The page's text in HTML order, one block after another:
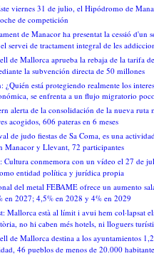
viernes 31 de julio, el Hipódromo de
de competición
de Manacor ha presentat la cessió d'un
servei de tractament integral de les
de Mallorca aprueba la rebaja de la tarifa
la subvención directa de 50 millones
¿Quién está protegiendo realmente los
se enfrenta a un flujo migratorio
alerta de la consolidación de la nueva ruta
acogidos, 606 pateras en 6 meses
de judo fiestas de Sa Coma, es una
Manacor y Llevant, 72 participantes
Cultura conmemora con un vídeo el 27 de
entidad política y jurídica propia
del metal FEBAME ofrece un aumento
en 2027; 4,5% en 2028 y 4% en 2029
Mallorca està al límit i avui hem col·lapsat
no hi caben més hotels, ni lloguers
de Mallorca destina a los ayuntamientos
46 pueblos de menos de 20.000